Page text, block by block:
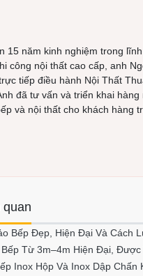
15 năm kinh nghiệm trong
công nội thất cao cấp, anh
tiếp điều hành Nội Thất
đã tư vấn và triển khai
và nội thất cho khách hàng
quan
Bếp Đẹp, Hiện Đại Và Cách
Bếp Từ 3m–4m Hiện Đại, Được
Inox Hộp Và Inox Dập Chấn